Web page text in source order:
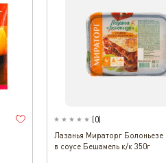
(0)
Лазанья Мираторг
в соусе Бешамель к/к 350г